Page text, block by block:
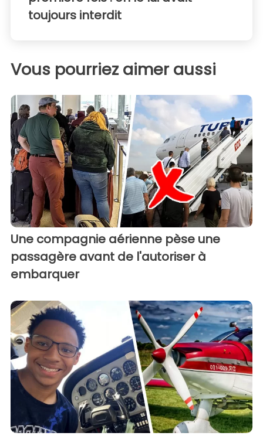
toujours interdit
Vous pourriez aimer aussi
Une compagnie aérienne pèse une
passagère avant de l'autoriser à
embarquer